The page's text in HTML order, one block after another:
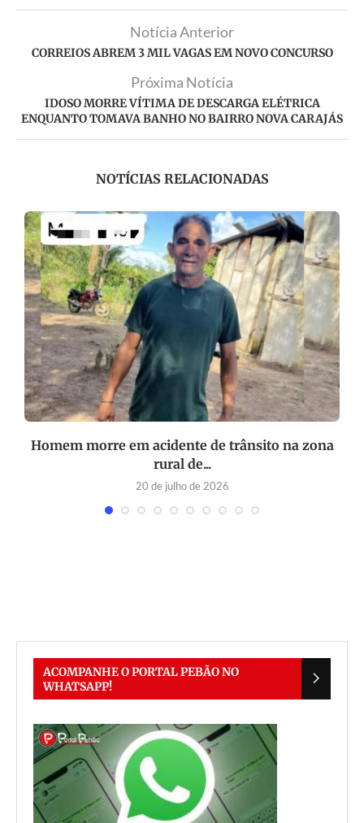
Notícia Anterior
CORREIOS ABREM 3 MIL VAGAS EM NOVO CONCURSO
Próxima Notícia
IDOSO MORRE VÍTIMA DE DESCARGA ELÉTRICA
ENQUANTO TOMAVA BANHO NO BAIRRO NOVA CARAJÁS
NOTÍCIAS RELACIONADAS
Homem morre em acidente de trânsito na zona
rural de...
20 de julho de 2026
ACOMPANHE O PORTAL PEBÃO NO
WHATSAPP!